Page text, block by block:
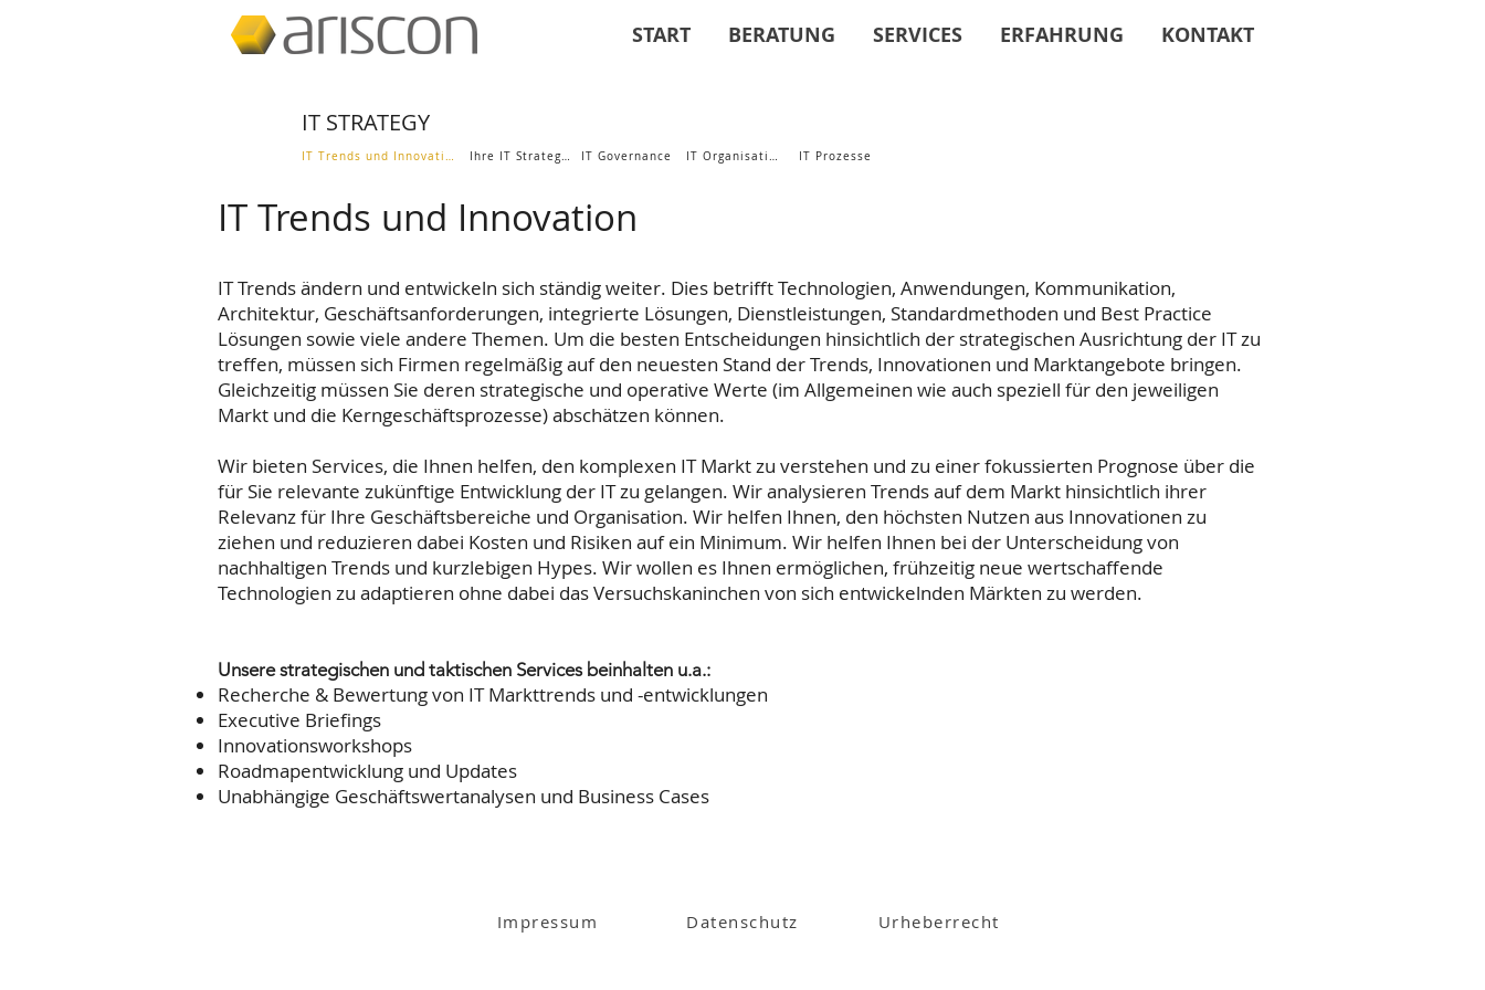
START BERATUNG SERVICES ERFAHRUNG KONTAKT
IT STRATEGY
IT Trends und Innovation Ihre IT Strategie IT Governance IT Organisation IT Prozesse
IT Trends und Innovation
IT Trends ändern und entwickeln sich ständig weiter. Dies betrifft Technologien, Anwendungen, Kommunikation,
Architektur, Geschäftsanforderungen, integrierte Lösungen, Dienstleistungen, Standardmethoden und Best Practice
Lösungen sowie viele andere Themen. Um die besten Entscheidungen hinsichtlich der strategischen Ausrichtung der IT zu
treffen, müssen sich Firmen regelmäßig auf den neuesten Stand der Trends, Innovationen und Marktangebote bringen.
Gleichzeitig müssen Sie deren strategische und operative Werte (im Allgemeinen wie auch speziell für den jeweiligen
Markt und die Kerngeschäftsprozesse) abschätzen können.
Wir bieten Services, die Ihnen helfen, den komplexen IT Markt zu verstehen und zu einer fokussierten Prognose über die
für Sie relevante zukünftige Entwicklung der IT zu gelangen. Wir analysieren Trends auf dem Markt hinsichtlich ihrer
Relevanz für Ihre Geschäftsbereiche und Organisation. Wir helfen Ihnen, den höchsten Nutzen aus Innovationen zu
ziehen und reduzieren dabei Kosten und Risiken auf ein Minimum. Wir helfen Ihnen bei der Unterscheidung von
nachhaltigen Trends und kurzlebigen Hypes. Wir wollen es Ihnen ermöglichen, frühzeitig neue wertschaffende
Technologien zu adaptieren ohne dabei das Versuchskaninchen von sich entwickelnden Märkten zu werden.
Unsere strategischen und taktischen Services beinhalten u.a.:
Recherche & Bewertung von IT Markttrends und -entwicklungen
Executive Briefings
Innovationsworkshops
Roadmapentwicklung und Updates
Unabhängige Geschäftswertanalysen und Business Cases
Impressum Datenschutz Urheberrecht